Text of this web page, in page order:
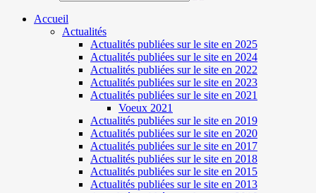
Accueil
Actualités
Actualités publiées sur le site en 2025
Actualités publiées sur le site en 2024
Actualités publiées sur le site en 2022
Actualités publiées sur le site en 2023
Actualités publiées sur le site en 2021
Voeux 2021
Actualités publiées sur le site en 2019
Actualités publiées sur le site en 2020
Actualités publiées sur le site en 2017
Actualités publiées sur le site en 2018
Actualités publiées sur le site en 2015
Actualités publiées sur le site en 2013